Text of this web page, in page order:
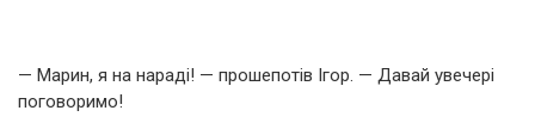
— Марин, я на нараді! — прошепотів Ігор. — Давай увечері
поговоримо!